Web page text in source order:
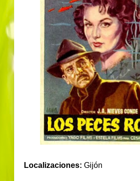
Localizaciones: Gijón